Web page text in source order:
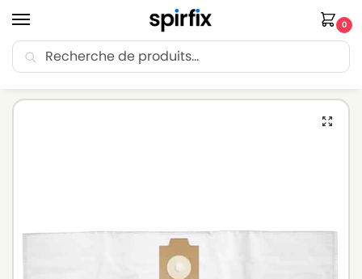
0
🚚 Livraison Point Relais offerte dès 30€ d’achat.